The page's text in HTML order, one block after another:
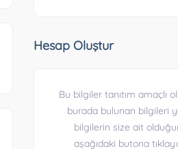
Hesap Oluştur
Bu bilgiler tanıtım amaçlı
burada bulunan bilgileri
bilgilerin size ait
aşağıdaki butona